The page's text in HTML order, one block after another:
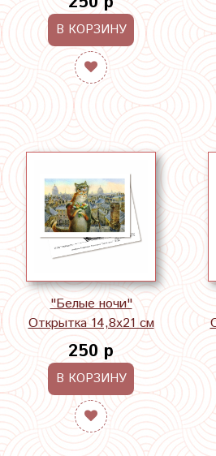
В КОРЗИНУ
"Белые ночи"
Открытка 14,8х21 см
250 р
В КОРЗИНУ